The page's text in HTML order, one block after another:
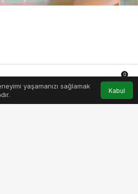
yaşamanızı sağlamak
Kabul
Hesabım Bildirimler
0